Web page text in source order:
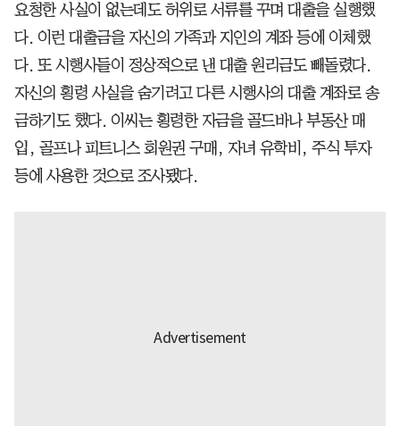
요청한 사실이 없는데도 허위로 서류를 꾸며 대출을 실행했
다. 이런 대출금을 자신의 가족과 지인의 계좌 등에 이체했
다. 또 시행사들이 정상적으로 낸 대출 원리금도 빼돌렸다.
자신의 횡령 사실을 숨기려고 다른 시행사의 대출 계좌로 송
금하기도 했다. 이씨는 횡령한 자금을 골드바나 부동산 매
입, 골프나 피트니스 회원권 구매, 자녀 유학비, 주식 투자
등에 사용한 것으로 조사됐다.